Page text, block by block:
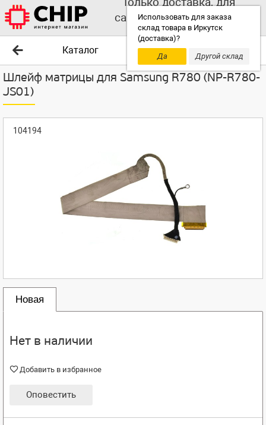
Использовать для заказа
склад товара в Иркутск
(доставка)?
Да
Другой склад
самовывоза выбирайте
другой склад!
Каталог
Шлейф матрицы для Samsung R780 (NP-R780-
JS01)
104194
Новая
Нет в наличии
Добавить в избранное
Оповестить